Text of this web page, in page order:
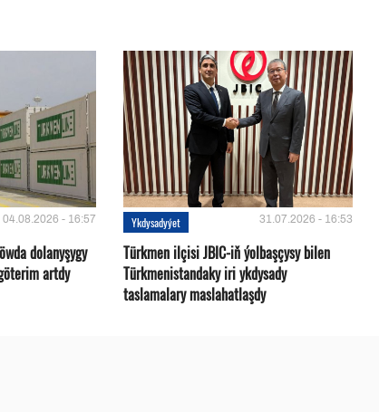
04.08.2026 - 16:57
dolanyşygy
artdy
Ykdysadyýet 31.07.2026 - 16:53
Türkmen ilçisi JBIC-iň ýolbaşçysy bilen
Türkmenistandaky iri ykdysady
taslamalary maslahatlaşdy